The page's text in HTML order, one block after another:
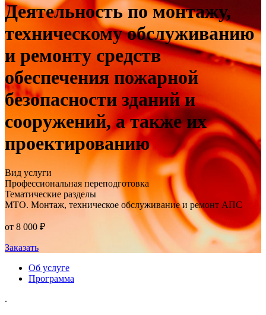
Деятельность по монтажу,
техническому обслуживанию
и ремонту средств
обеспечения пожарной
безопасности зданий и
сооружений, а также их
проектированию
Вид услуги
Профессиональная переподготовка
Тематические разделы
МТО. Монтаж, техническое обслуживание и ремонт АПС
от 8 000 ₽
Заказать
Об услуге
Программа
.